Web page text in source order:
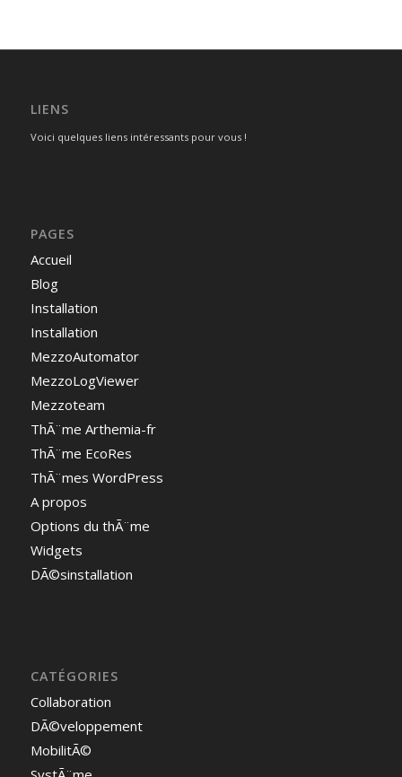
LIENS
Voici quelques liens intéressants pour vous !
PAGES
Accueil
Blog
Installation
Installation
MezzoAutomator
MezzoLogViewer
Mezzoteam
ThÃ¨me Arthemia-fr
ThÃ¨me EcoRes
ThÃ¨mes WordPress
A propos
Options du thÃ¨me
Widgets
DÃ©sinstallation
CATÉGORIES
Collaboration
DÃ©veloppement
MobilitÃ©